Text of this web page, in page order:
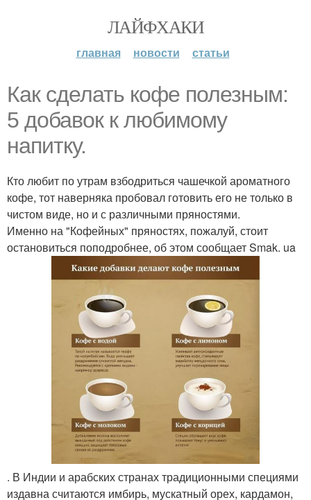
ЛАЙФХАКИ
главная новости статьи
Как сделать кофе полезным:
5 добавок к любимому
напитку.
Кто любит по утрам взбодриться чашечкой ароматного
кофе, тот наверняка пробовал готовить его не только в
чистом виде, но и с различными пряностями.
Именно на "Кофейных" пряностях, пожалуй, стоит
остановиться поподробнее, об этом сообщает Smak. ua
. В Индии и арабских странах традиционными специями
издавна считаются имбирь, мускатный орех, кардамон,